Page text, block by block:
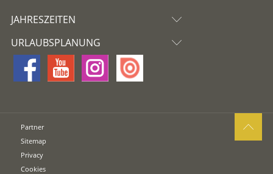
JAHRESZEITEN
URLAUBSPLANUNG
Partner
Sitemap
Privacy
Cookies